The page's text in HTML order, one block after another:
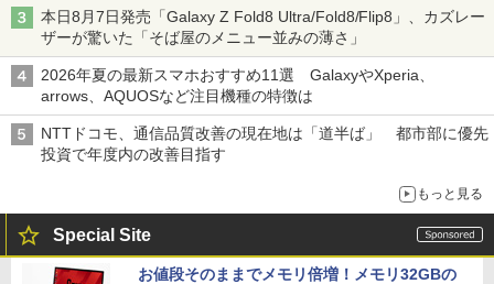
本日8月7日発売「Galaxy Z Fold8 Ultra/Fold8/Flip8」、カズレー
ザーが驚いた「そば屋のメニュー並みの薄さ」
2026年夏の最新スマホおすすめ11選 GalaxyやXperia、
arrows、AQUOSなど注目機種の特徴は
NTTドコモ、通信品質改善の現在地は「道半ば」 都市部に優先
投資で年度内の改善目指す
もっと見る
Special Site
お値段そのままでメモリ倍増！メモリ32GBの